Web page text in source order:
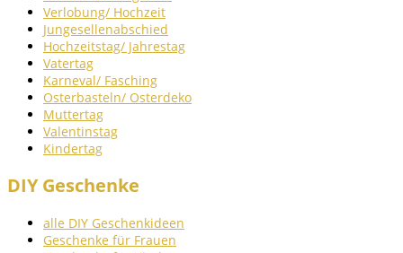
Verlobung/ Hochzeit
Jungesellenabschied
Hochzeitstag/ Jahrestag
Vatertag
Karneval/ Fasching
Osterbasteln/ Osterdeko
Muttertag
Valentinstag
Kindertag
DIY Geschenke
alle DIY Geschenkideen
Geschenke für Frauen